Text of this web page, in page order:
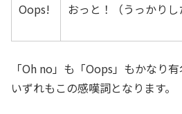
Oops! おっと！（うっかりし
「Oh no」も「Oops」もかなり
いずれもこの感嘆詞となります。